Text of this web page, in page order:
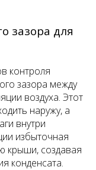
зазора для
контроля
зазора между
воздуха. Этот
наружу, а
внутри
избыточная
крыши, создавая
конденсата.